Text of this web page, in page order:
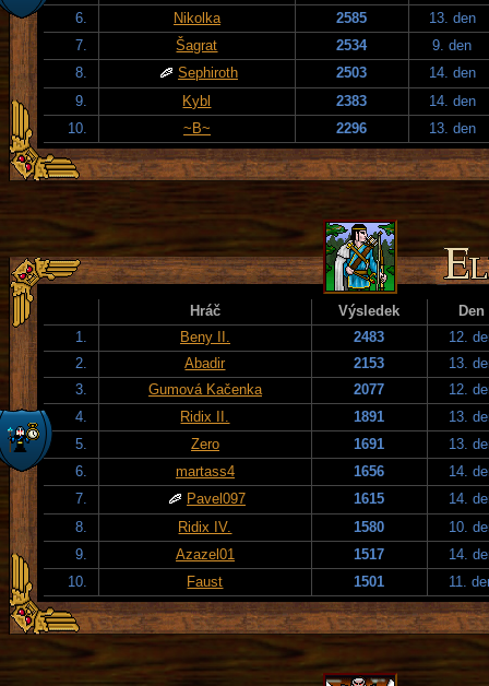
6.
Nikolka 2585
13. den
7.
Šagrat 2534
9. den
8.
Sephiroth 2503
14. den
9.
Kybl 2383
14. den
10.
~B~ 2296 13. den
Hráč Výsledek
Den
1.
Beny II. 2483
12.
2.
Abadir 2153
13.
3.
Gumová Kačenka 2077
12.
4.
Ridix II. 1891
13.
5.
Zero 1691
13.
6.
martass4 1656
14.
7.
Pavel097 1615
14.
8.
Ridix IV. 1580
10.
9.
Azazel01 1517
14.
10.
Faust 1501 11.